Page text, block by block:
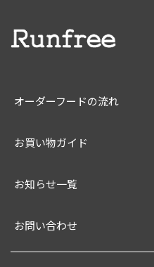
オーダーフードの流れ
お買い物ガイド
お知らせ一覧
お問い合わせ